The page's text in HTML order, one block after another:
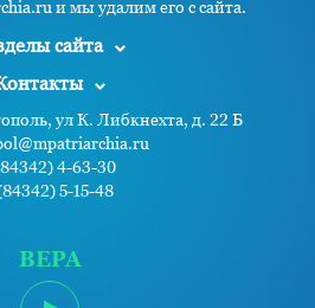
и мы удалим его с сайта.
сайта
ул К. Либкнехта, д. 22 Б
4-63-30
5-15-48
ВЕРА